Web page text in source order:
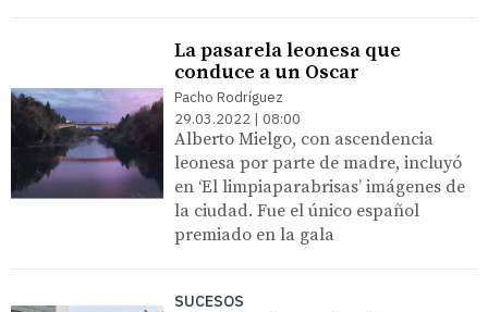
La pasarela leonesa que
conduce a un Oscar
Pacho Rodríguez
29.03.2022 | 08:00
Alberto Mielgo, con ascendencia
leonesa por parte de madre, incluyó
en ‘El limpiaparabrisas’ imágenes de
la ciudad. Fue el único español
premiado en la gala
SUCESOS